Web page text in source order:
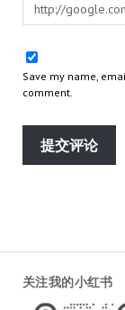
Save my name,
comment.
关注我的小红书